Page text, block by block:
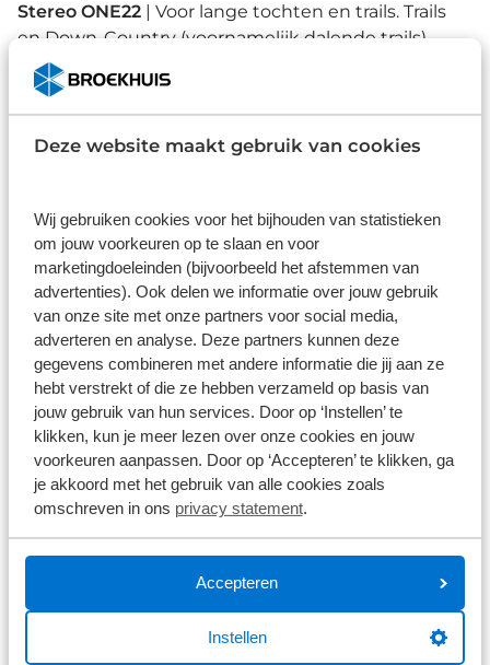
Deze website maakt gebruik van cookies
Wij gebruiken cookies voor het bijhouden van statistieken
om jouw voorkeuren op te slaan en voor
marketingdoeleinden (bijvoorbeeld het afstemmen van
advertenties). Ook delen we informatie over jouw gebruik
van onze site met onze partners voor social media,
adverteren en analyse. Deze partners kunnen deze
gegevens combineren met andere informatie die jij aan ze
hebt verstrekt of die ze hebben verzameld op basis van
jouw gebruik van hun services. Door op ‘Instellen’ te
klikken, kun je meer lezen over onze cookies en jouw
voorkeuren aanpassen. Door op ‘Accepteren’ te klikken, ga
je akkoord met het gebruik van alle cookies zoals
omschreven in ons privacy statement.
Accepteren
Instellen
Stereo ONE22 | Voor lange tochten en trails. Trails
en Down-Country (voornamelijk dalende trails)
Stereo ONE44
Trails en All Mountain
Stereo ONE55| Ultieme enduro bike, nietsontziend
dalen en licht klimmen. All Mountain en Enduro
Two15| Zwaartekracht doet het werk | Downhill
Cube hardtail mountainbikes
Een hardtail is voor de Nederlandse begrippen zeer
goed bruikbaar. Snel en dynamisch en vooral erg
direct. En dan is er voor ieder type rijder weer
keuze. Keus uit materiaal, geometrie en soort
terrein.
De échte wedtrijdrijders kiezen voor de Cube Elite.
Lichter en sneller wordt het niet. Ook voor dames is
er een specifieke keuze, de Access WS.
| Pure wedstrijdmachine, ultralicht en
| Lichte en comfortabele hardtail,